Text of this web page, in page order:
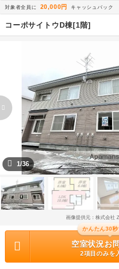
対象者全員に 20,000円 キャッシュバック
コーポサイトウD棟[1階]
1/36
画像提供元：株式会社
かんたん30
空室状況お
2項目のみを